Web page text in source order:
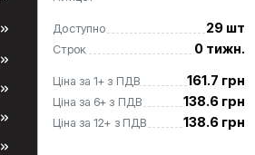
Доступно 29 шт
Строк 0 тижн.
Ціна за 1+ з ПДВ 161.7 грн
Ціна за 6+ з ПДВ 138.6 грн
Ціна за 12+ з ПДВ 138.6 грн